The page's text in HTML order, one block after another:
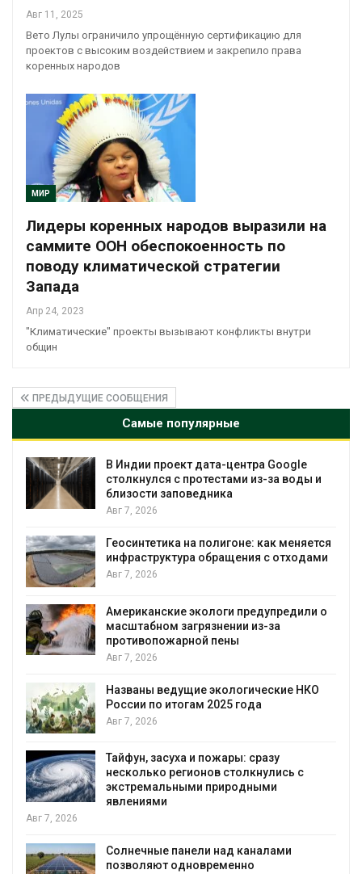
Авг 11, 2025
Вето Лулы ограничило упрощённую сертификацию для
проектов с высоким воздействием и закрепило права
коренных народов
МИР
Лидеры коренных народов выразили на
саммите ООН обеспокоенность по
поводу климатической стратегии
Запада
Апр 24, 2023
"Климатические" проекты вызывают конфликты внутри
общин
ПРЕДЫДУЩИЕ СООБЩЕНИЯ
Самые популярные
Дождевая вода с крыш может помочь
городам переживать жару
Авг 7, 2026
строительство мусорных объектов и
уборку контейнерных площадок
Авг 7, 2026
Панамский канал вновь ограничивает
загрузку судов из-за дефицита пресной
воды
Авг 6, 2026
В китайской провинции Шэньси из-за
паводков эвакуировали более 140 тыс.
человек
МЕГА и ВкусВилл установили
экообменники для сбора вторсырья
Авг 6, 2026
воду из воздуха с помощью ветра
Авг 6, 2026